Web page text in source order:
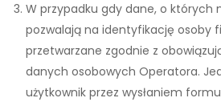
W przypadku gdy dane, o których
pozwalają na identyfikację osoby
przetwarzane zgodnie z
danych osobowych Operatora.
użytkownik przez wysłaniem